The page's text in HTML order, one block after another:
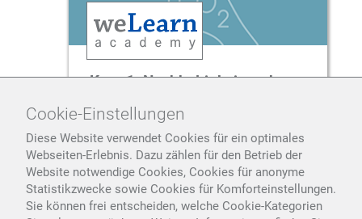
Cookie-Einstellungen
Diese Website verwendet Cookies für ein optimales
Webseiten-Erlebnis. Dazu zählen für den Betrieb der
Website notwendige Cookies, Cookies für anonyme
Statistikzwecke sowie Cookies für Komforteinstellungen.
Sie können frei entscheiden, welche Cookie-Kategorien
Kurs 1: Nachhaltigkeit und
Extrakurse